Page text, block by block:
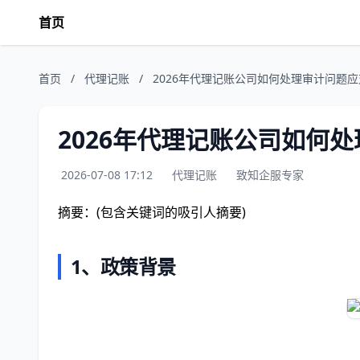
首页
首页 / 代理记账 / 2026年代理记账公司如何处理审计问题
2026年代理记账公司如何
2026-07-08 17:12 代理记账 致知企服专家
摘要：(包含关键词的吸引人摘要)
1、政策背景